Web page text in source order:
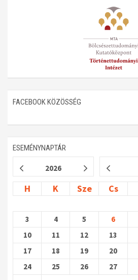
FACEBOOK KÖZÖSSÉG
ESEMÉNYNAPTÁR
2026
H K Sze Cs
3
4 5 6
10
11 12 13
17
18 19 20
24
25 26 27